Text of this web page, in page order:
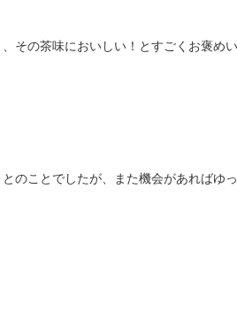
その茶味においしい！とすごくお褒め
のことでしたが、また機会があればゆ